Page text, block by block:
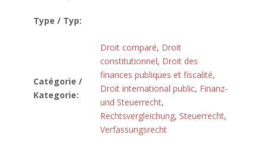
Type / Typ:
Catégorie /
Kategorie:
Droit comparé, Droit
constitutionnel, Droit des
finances publiques et fiscalité,
Droit international public, Finanz-
und Steuerrecht,
Rechtsvergleichung, Steuerrecht,
Verfassungsrecht